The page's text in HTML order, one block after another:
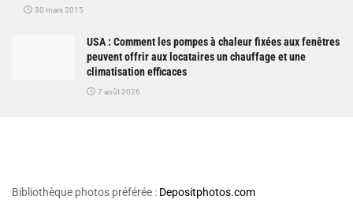
30 mars 2015
USA : Comment les pompes à chaleur fixées aux fenêtres
peuvent offrir aux locataires un chauffage et une
climatisation efficaces
7 août 2026
Bibliothèque photos préférée : Depositphotos.com